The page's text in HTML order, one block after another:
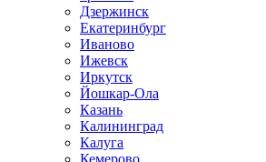
Дзержинск
Екатеринбург
Иваново
Ижевск
Иркутск
Йошкар-Ола
Казань
Калининград
Калуга
Кемерово